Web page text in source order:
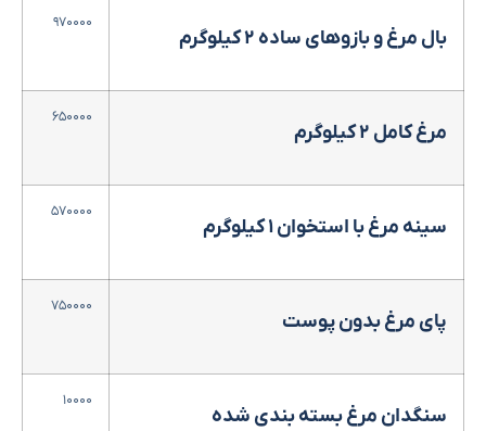
بال مرغ و بازوهای ساده ۲ کیلوگرم
۹۷۰۰۰۰
مرغ کامل ۲ کیلوگرم
۶۵۰۰۰۰
سینه مرغ با استخوان ۱ کیلوگرم
۵۷۰۰۰۰
پای مرغ بدون پوست
۷۵۰۰۰۰
سنگدان مرغ بسته بندی شده
۱۰۰۰۰